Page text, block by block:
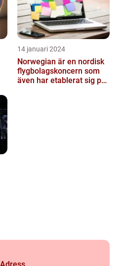
14 januari 2024
Norwegian är en nordisk
flygbolagskoncern som
även har etablerat sig på
Adress